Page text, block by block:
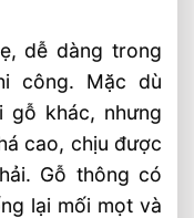
dễ dàng trong
công. Mặc dù
gỗ khác, nhưng
cao, chịu được
Gỗ thông có
lại mối mọt và